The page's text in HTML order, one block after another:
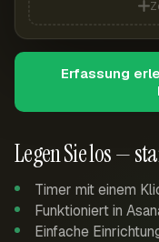
Legen Sie los —
Timer mit einem
Funktioniert in
Einfache
Erfassung